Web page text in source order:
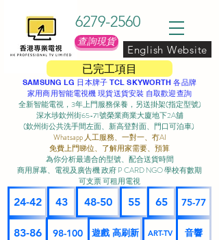
已完工項目
6279-2560
查詢現貨
English Website
SAMSUNG LG 日本牌子 TCL SKYWORTH 各品牌
家用商用智能電視機 現貨送貨安裝 自取歡迎查詢
全新智能電視，3年上門服務保養，另送掛架(指定型號)
深水埗欽州街65-71號榮業商業大廈地下2A舖
(欽州街公共洗手間左面、新高登對面、門口可泊車) ​
Whatsapp 人工服務、一對一、冇AI
免費上門睇位、了解用家需要、預算
為你分析最適合的型號、配合送貨時間
商用屏幕、電視及廣告機 政府 P CARD NGO 學校有數期
可支票 可租用電視
24-42 43 48-50 55 65 75-77
83-86 98-100 遊戲 高刷新 ART-TV 音響